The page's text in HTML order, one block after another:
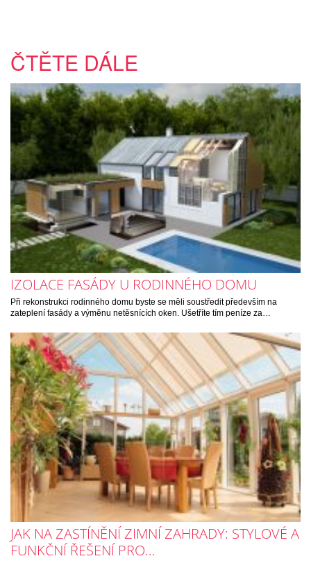
ČTĚTE DÁLE
IZOLACE FASÁDY U RODINNÉHO DOMU
Při rekonstrukci rodinného domu byste se měli soustředit především na
zateplení fasády a výměnu netěsnících oken. Ušetříte tím peníze za…
JAK NA ZASTÍNĚNÍ ZIMNÍ ZAHRADY: STYLOVÉ A
FUNKČNÍ ŘEŠENÍ PRO…